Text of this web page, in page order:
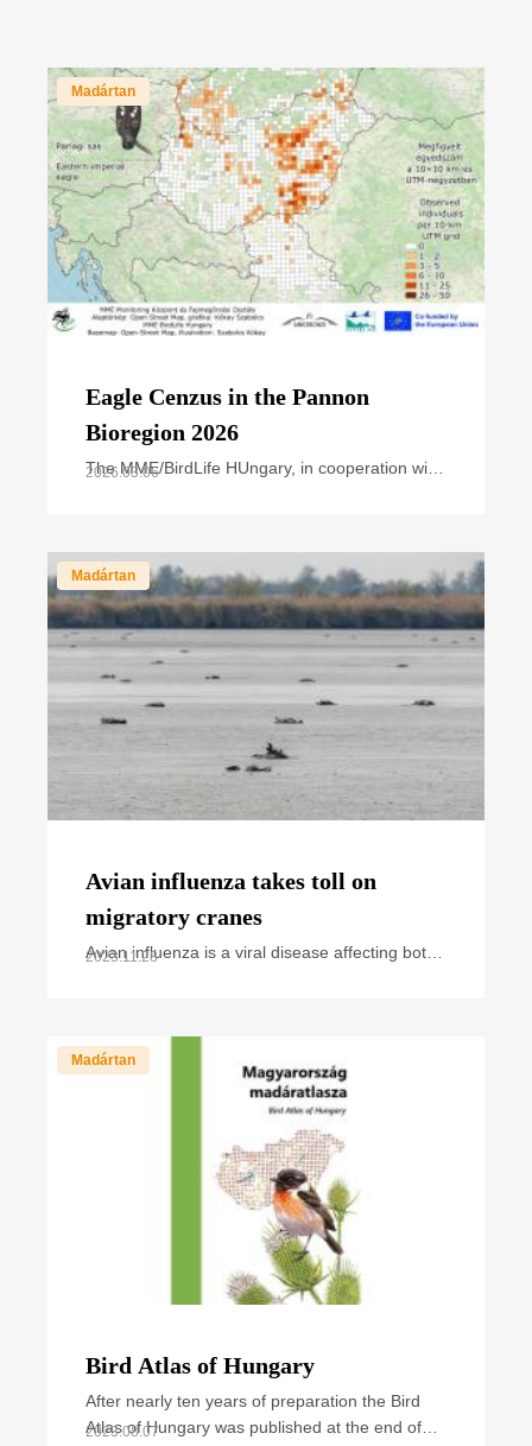
Madártan
Eagle Cenzus in the Pannon
Bioregion 2026
The MME/BirdLife HUngary, in cooperation with
2026.03.06
Madártan
Avian influenza takes toll on
migratory cranes
Avian influenza is a viral disease affecting both
2023.11.28
Madártan
Bird Atlas of Hungary
After nearly ten years of preparation the Bird
Atlas of Hungary was published at the end of
2023.08.07